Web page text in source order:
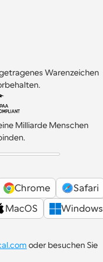
Warenzeichen
Milliarde Menschen
Chrome
Safari
MacOS
Windows